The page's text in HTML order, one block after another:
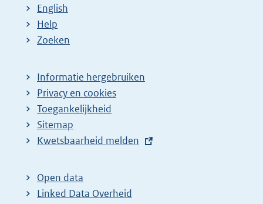
English
Help
Zoeken
Informatie hergebruiken
Privacy en cookies
Toegankelijkheid
Sitemap
E
t
e
Kwetsbaarheid melden
Open data
Linked Data Overheid